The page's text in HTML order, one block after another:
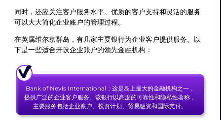
同时，还应关注客户服务水平。优质的客户支持和灵活的服务
可以大大简化企业账户的管理过程。
在英属维尔京群岛，有几家主要银行为企业客户提供服务。以
下是一些适合开设企业账户的领先金融机构：
Bank of Nevis International：这是岛上最大的金融机构之一，
提供广泛的企业客户服务。该银行以高度的可靠性和隐私性著称，
主要服务包括企业账户、投资计划、贸易融资和国际支付。